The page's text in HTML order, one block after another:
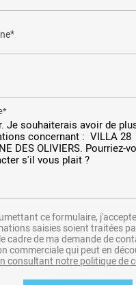
ce formulaire,
saisies soient traitées
cadre de ma demande de
commerciale qui peut en
consultant notre politique de